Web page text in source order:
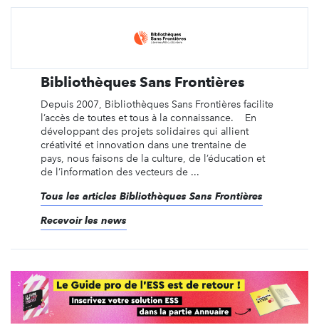
Bibliothèques Sans Frontières
Depuis 2007, Bibliothèques Sans Frontières facilite
l’accès de toutes et tous à la connaissance. En
développant des projets solidaires qui allient
créativité et innovation dans une trentaine de
pays, nous faisons de la culture, de l’éducation et
de l’information des vecteurs de ...
Tous les articles Bibliothèques Sans Frontières
Recevoir les news